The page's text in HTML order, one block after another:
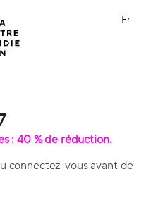
: 40 % de réduction.
connectez-vous avant de